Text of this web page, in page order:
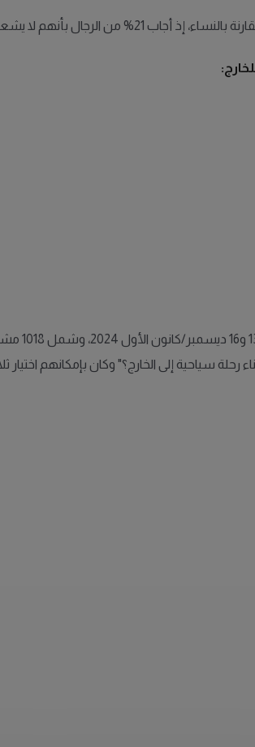
قبل السفر، مقابل 11% فقط من النساء.
سياحية إلى الخارج؟" وكان بإمكانهم اختيار